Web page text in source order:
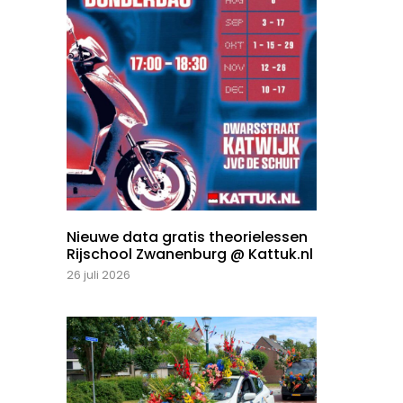
Nieuwe data gratis theorielessen
Rijschool Zwanenburg @ Kattuk.nl
26 juli 2026